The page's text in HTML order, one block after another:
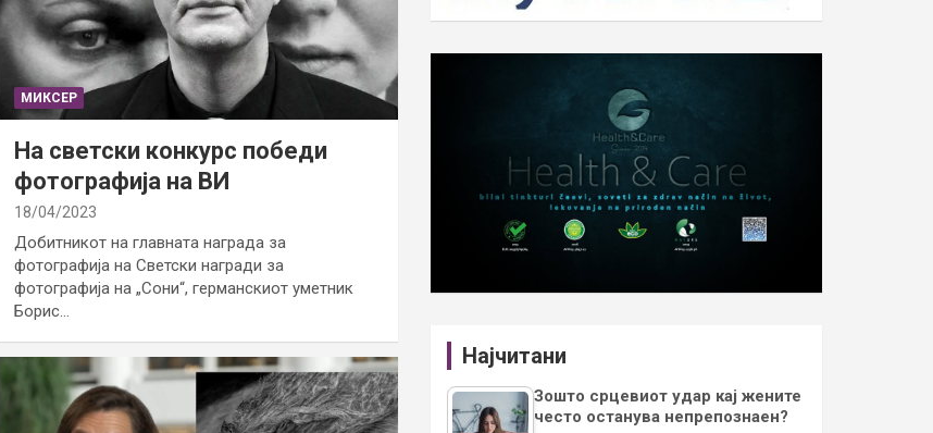
МИКСЕР
На светски конкурс победи
фотографија на ВИ
18/04/2023
Добитникот на главната награда за
фотографија на Светски награди за
фотографија на „Сони“, германскиот уметник
Борис…
Најчитани
Зошто срцевиот удар кај жените
често останува непрепознаен?